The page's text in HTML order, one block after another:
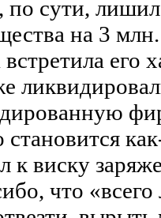
по сути,
на 3
становится
к виску
что